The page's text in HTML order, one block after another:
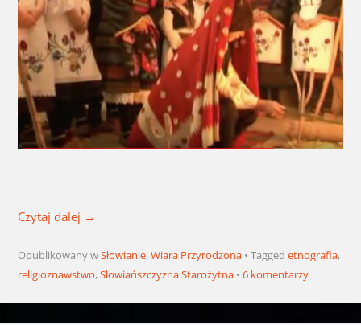
Czytaj dalej →
Opublikowany wSłowianie,Wiara Przyrodzona Tagged etnografia,
religioznawstwo,Słowiańszczyzna Starożytna 6 komentarzy